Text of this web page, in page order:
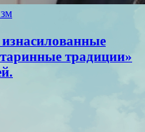
традиции»